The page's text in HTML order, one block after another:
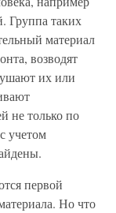
Группа таких
материал
возводят
их или
не только по
учетом
первой
Но что